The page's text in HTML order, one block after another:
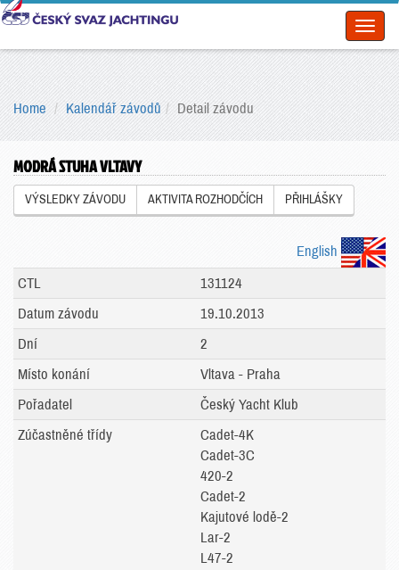
Home Kalendář závodů Detail závodu
MODRÁ STUHA VLTAVY
VÝSLEDKY ZÁVODU AKTIVITA ROZHODČÍCH PŘIHLÁŠKY
English
CTL
131124
Datum závodu
19.10.2013
Dní
2
Místo konání
Vltava - Praha
Pořadatel
Český Yacht Klub
Zúčastněné třídy
Cadet-4K
Cadet-3C
420-2
Cadet-2
Kajutové lodě-2
Lar-2
L47-2